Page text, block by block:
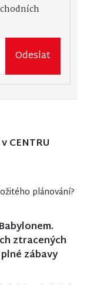
Odeslat
CENTRU
plánování?
ztracených
zábavy